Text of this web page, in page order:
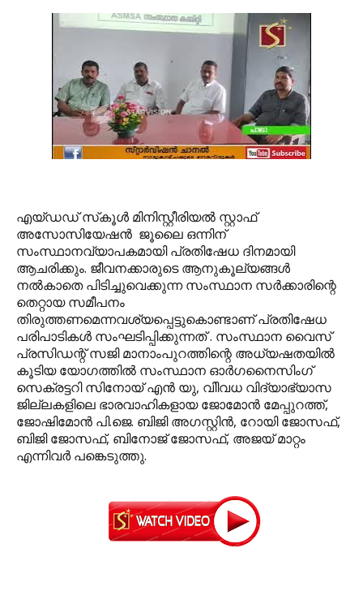
എയ്ഡഡ് സ്‌കൂള്‍ മിനിസ്റ്റീരിയല്‍ സ്റ്റാഫ്
അസോസിയേഷന്‍ ജൂലൈ ഒന്നിന്
സംസ്ഥാനവ്യാപകമായി പ്രതിഷേധ ദിനമായി
ആചരിക്കും. ജീവനക്കാരുടെ ആനുകൂല്യങ്ങള്‍
നല്‍കാതെ പിടിച്ചുവെക്കുന്ന സംസ്ഥാന സര്‍ക്കാരിന്റെ
തെറ്റായ സമീപനം
തിരുത്തണമെന്നവശ്യപ്പെട്ടുകൊണ്ടാണ് പ്രതിഷേധ
പരിപാടികള്‍ സംഘടിപ്പിക്കുന്നത് . സംസ്ഥാന വൈസ്
പ്രസിഡന്റ് സജി മാനാംപുറത്തിന്റെ അധ്യഷതയില്‍
കൂടിയ യോഗത്തില്‍ സംസ്ഥാന ഓര്‍ഗനൈസിംഗ്
സെക്രട്ടറി സിനോയ് എന്‍ യു, വിിവധ വിദ്യാഭ്യാസ
ജില്ലകളിലെ ഭാരവാഹികളായ ജോമോന്‍ മേപ്പുറത്ത്,
ജോഷിമോന്‍ പി.ജെ. ബിജി അഗസ്റ്റിന്‍, റോയി ജോസഫ്,
ബിജി ജോസഫ്, ബിനോജ് ജോസഫ്, അജയ് മാറ്റം
എന്നിവര്‍ പങ്കെടുത്തു.